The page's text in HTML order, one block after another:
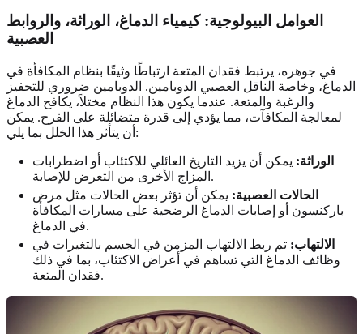
العوامل البيولوجية: كيمياء الدماغ، الوراثة، والروابط
العصبية
في جوهره، يرتبط فقدان المتعة ارتباطًا وثيقًا بنظام المكافأة في
الدماغ، وخاصة الناقل العصبي الدوبامين. الدوبامين ضروري للتحفيز
والرغبة والمتعة. عندما يكون هذا النظام مختلاً، يكافح الدماغ
لمعالجة المكافآت، مما يؤدي إلى قدرة متضائلة على الفرح. يمكن
أن يتأثر هذا الخلل بما يلي:
الوراثة: يمكن أن يزيد التاريخ العائلي للاكتئاب أو اضطرابات
المزاج الأخرى من التعرض للإصابة.
الحالات العصبية: يمكن أن تؤثر بعض الحالات مثل مرض
باركنسون أو إصابات الدماغ الرضحية على مسارات المكافأة
في الدماغ.
الالتهاب: تم ربط الالتهاب المزمن في الجسم بالتغيرات في
وظائف الدماغ التي تساهم في أعراض الاكتئاب، بما في ذلك
فقدان المتعة.